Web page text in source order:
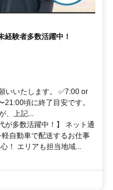
経験者多数活躍中！
いいたします。 ✅7:00 or
頃に終了目安です。
、上記...
が多数活躍中！】 ネット通
自動車で配送するお仕事
！ エリアも担当地域...